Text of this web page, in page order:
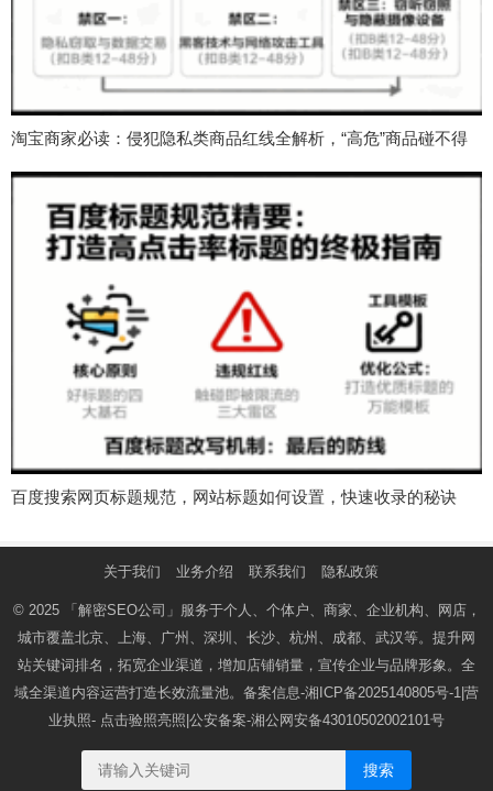
淘宝商家必读：侵犯隐私类商品红线全解析，“高危”商品碰不得
百度搜索网页标题规范，网站标题如何设置，快速收录的秘诀
关于我们 业务介绍 联系我们 隐私政策
© 2025 「解密SEO公司」 服务于个人、个体户、商家、企业机构、网店，
城市覆盖北京、上海、广州、深圳、长沙、杭州、成都、武汉等。提升网
站关键词排名，拓宽企业渠道，增加店铺销量，宣传企业与品牌形象。全
域全渠道内容运营打造长效流量池。备案信息-湘ICP备2025140805号-1 |营
业执照- 点击验照亮照 |公安备案-湘公网安备43010502002101号
搜索